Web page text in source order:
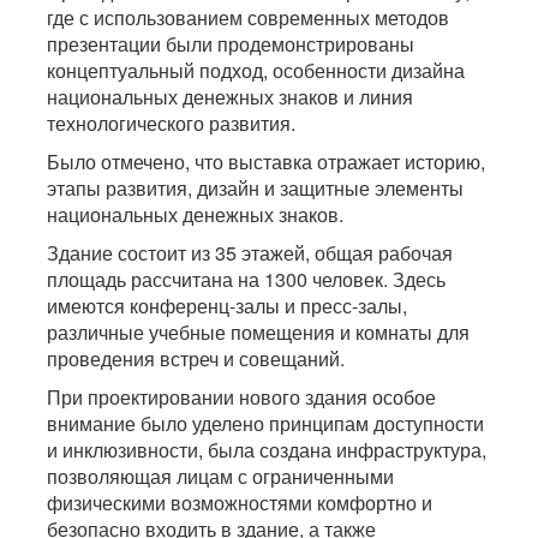
где с использованием современных методов
презентации были продемонстрированы
концептуальный подход, особенности дизайна
национальных денежных знаков и линия
технологического развития.
Было отмечено, что выставка отражает историю,
этапы развития, дизайн и защитные элементы
национальных денежных знаков.
Здание состоит из 35 этажей, общая рабочая
площадь рассчитана на 1300 человек. Здесь
имеются конференц-залы и пресс-залы,
различные учебные помещения и комнаты для
проведения встреч и совещаний.
При проектировании нового здания особое
внимание было уделено принципам доступности
и инклюзивности, была создана инфраструктура,
позволяющая лицам с ограниченными
физическими возможностями комфортно и
безопасно входить в здание, а также